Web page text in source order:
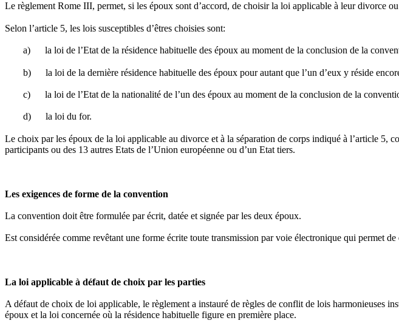
Le règlement Rome III, permet, si les époux sont d’accord, de choisir la loi applicable à leur divorce
Selon l’article 5, les lois susceptibles d’êtres choisies sont:
a) la loi de l’Etat de la résidence habituelle des époux au moment de la conclusion de la
b) la loi de la dernière résidence habituelle des époux pour autant que l’un d’eux y réside
c) la loi de l’Etat de la nationalité de l’un des époux au moment de la conclusion de la
d) la loi du for.
Le choix par les époux de la loi applicable au divorce et à la séparation de corps indiqué à l’article 5,
participants ou des 13 autres Etats de l’Union européenne ou d’un Etat tiers.
Les exigences de forme de la convention
La convention doit être formulée par écrit, datée et signée par les deux époux.
Est considérée comme revêtant une forme écrite toute transmission par voie électronique qui permet
La loi applicable à défaut de choix par les parties
A défaut de choix de loi applicable, le règlement a instauré de règles de conflit de lois harmonieuses
époux et la loi concernée où la résidence habituelle figure en première place.